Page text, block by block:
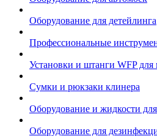
Оборудование для детейлинга
Профессиональные
Установки и штанги WFP для
Сумки и рюкзаки клинера
Оборудование и жидкости
Оборудование для